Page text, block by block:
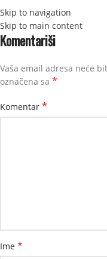
Skip to navigation
Skip to main content
Komentariši
Vaša email adresa neće
označena sa *
Komentar *
Ime *